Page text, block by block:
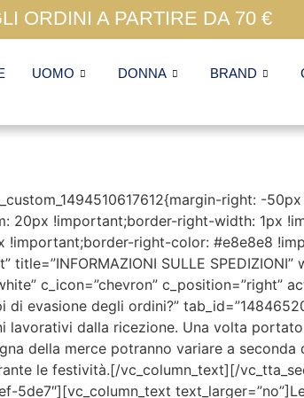
ORDINI A PARTIRE DA 70 €
UOMO DONNA BRAND
right: -
20px !important;border-right-width: 1px
right-color: #e8e8e8
SULLE SPEDIZIONI”
c_icon=”chevron” c_position=”right”
evasione degli ordini?”
dalla ricezione. Una volta
della merce potranno variare a
le festività.[/vc_column_text][/
5de7″][vc_column_text